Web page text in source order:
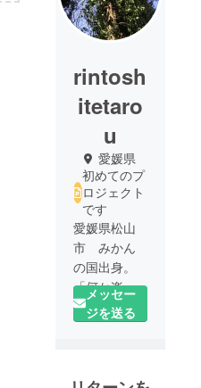
rintosh
itetaro
u
愛媛県
初めてのプ
ロジェクト
です
愛媛県松山
市 みかん
の国出身。
「何か楽し
いことない
かな～」と
メッセー
ジを送る